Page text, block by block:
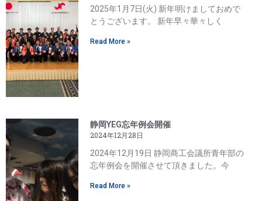
2025年1月7日(火) 新年明けましておめで
とうございます。 新年早々華々しく
Read More »
静岡YEG忘年例会開催
2024年12月28日
2024年12月19日 静岡商工会議所青年部の
忘年例会を開催させて頂きました。今
Read More »